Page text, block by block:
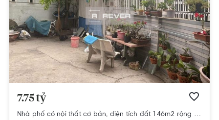
7.75 tỷ
Nhà phố có nội thất cơ bản, diện tích đất 146m2 rộng thoáng.